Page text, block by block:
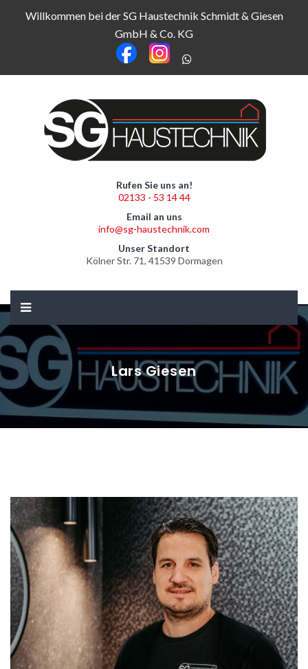
Willkommen bei der SG Haustechnik Schmidt & Giesen
GmbH & Co. KG
Rufen Sie uns an!
02133 - 53 14 44
Email an uns
info@sg-haustechnik.com
Unser Standort
Kölner Str. 71, 41539 Dormagen
Lars Giesen